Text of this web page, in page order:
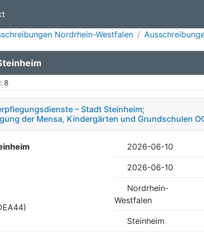
Nordrhein-Westfalen
8
– Stadt Steinheim;
der Mensa, Kindergärten und Grundschulen
2026-06-10
2026-06-10
Nordrhein-
Westfalen
Steinheim